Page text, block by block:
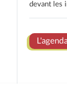
devant les